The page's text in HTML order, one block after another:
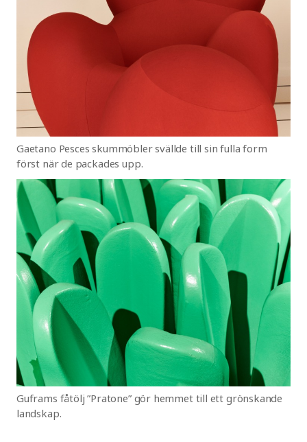
Gaetano Pesces skummöbler svällde till sin fulla form
först när de packades upp.
Guframs fåtölj ”Pratone” gör hemmet till ett grönskande
landskap.